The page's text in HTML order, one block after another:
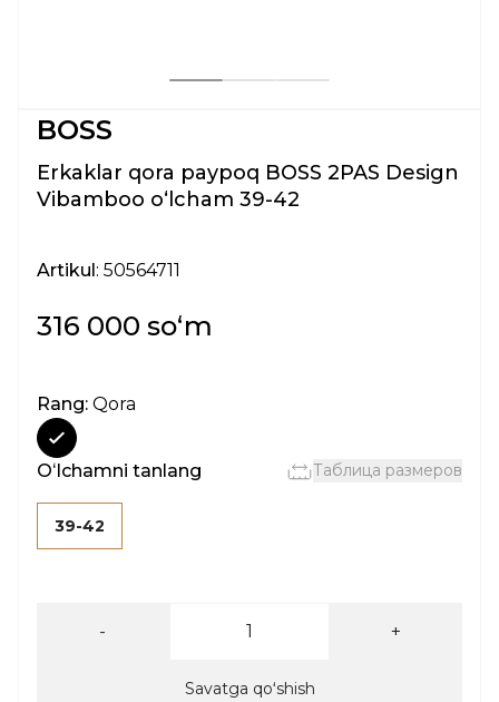
BOSS
Erkaklar qora paypoq BOSS 2PAS Design
Vibamboo oʻlcham 39-42
Artikul: 50564711
316 000 soʻm
Rang: Qora
Oʻlchamni tanlang Таблица размеров
39-42
- +
Savatga qoʻshish